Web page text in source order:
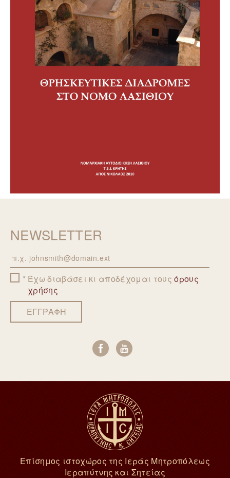
NEWSLETTER
EmailΈχω διαβάσει κι αποδέχομαι τουςόρους
χρήσης
ΕΓΓΡΑΦΗ
Επίσημος ιστοχώρος της Ιεράς Μητροπόλεως
Ιεραπύτνης και Σητείας